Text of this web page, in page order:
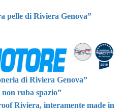
pelle di Riviera Genova”
di Riviera Genova”
non ruba spazio”
Riviera, interamente made in